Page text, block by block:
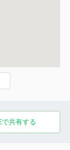
で共有する